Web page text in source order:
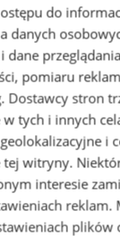
do
danych
pomiaru
Dostawcy stron
tych i innych
i
tej witryny.
interesie
reklam.
plików